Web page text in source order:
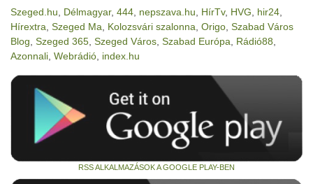
Szeged.hu Délmagyar, 444 nepszava.hu HírTv, HVG hir24
Hírextra Szeged Ma Kolozsvári szalonna Origo Szabad Város
Blog Szeged 365 Szeged Város Szabad Európa Rádió88
Azonnali Webrádió index.hu
RSS ALKALMAZÁSOK A GOOGLE PLAY-BEN